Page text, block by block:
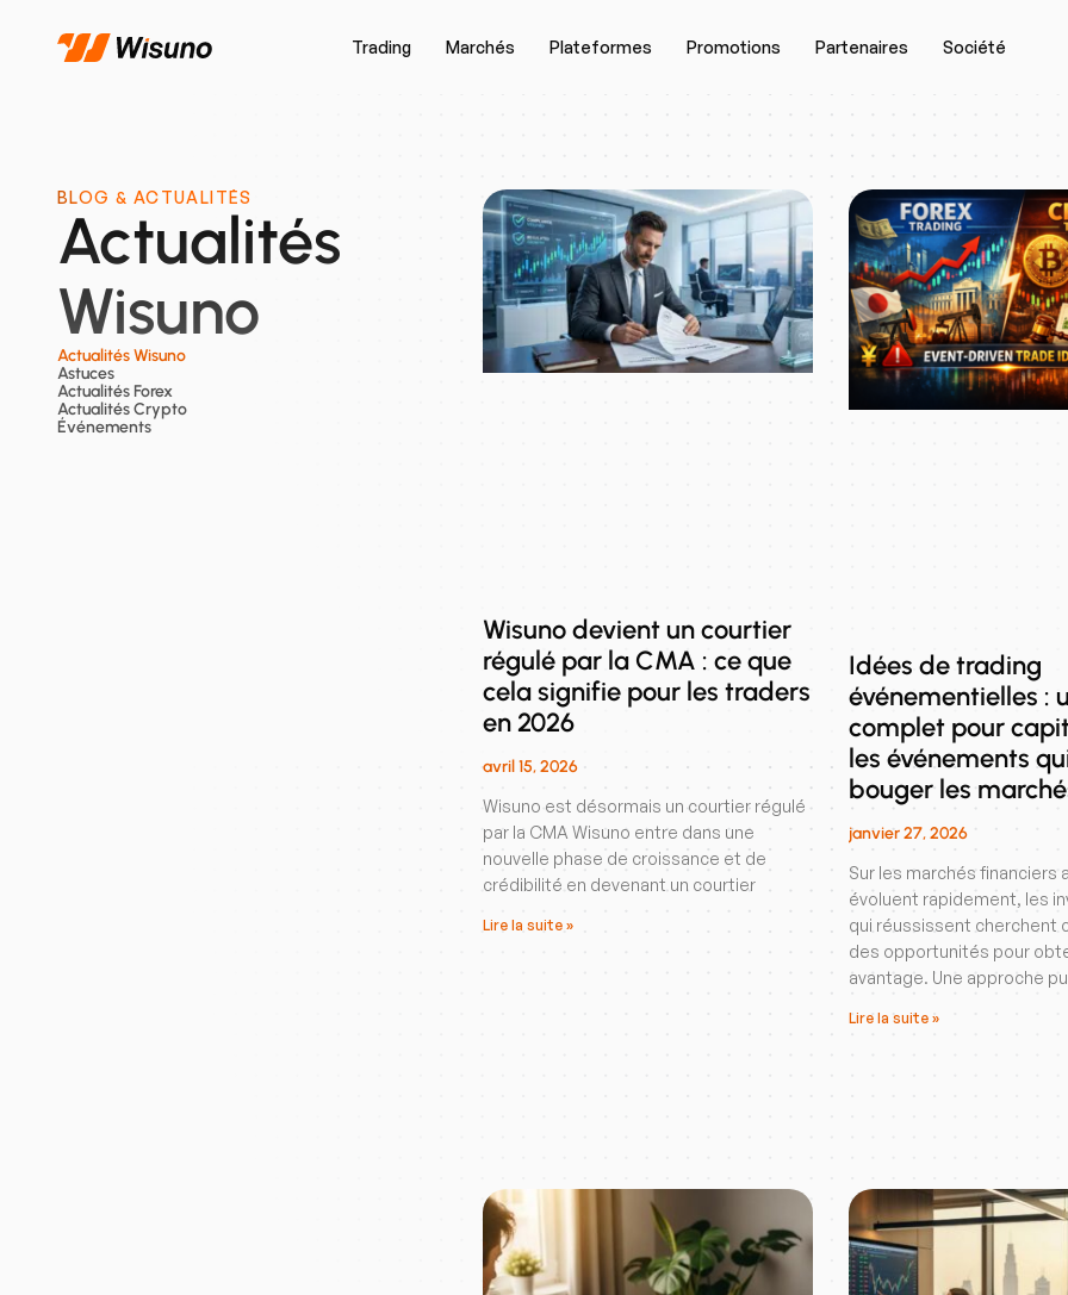
Trading Marchés Plateformes Promotions Partenaires Société
BLOG & ACTUALITÉS
Actualités
Wisuno
Actualités Wisuno
Astuces
Actualités Forex
Actualités Crypto
Événements
Wisuno devient un courtier
régulé par la CMA : ce que
cela signifie pour les traders
en 2026
avril 15, 2026
Wisuno est désormais un courtier régulé
par la CMA Wisuno entre dans une
nouvelle phase de croissance et de
crédibilité en devenant un courtier
Lire la suite »
Idées de trading
événementielles :
complet pour
les événements
bouger les
janvier 27, 2026
Sur les marchés financiers
évoluent rapidement, les
qui réussissent cherchent
des opportunités pour
avantage. Une approche
Lire la suite »